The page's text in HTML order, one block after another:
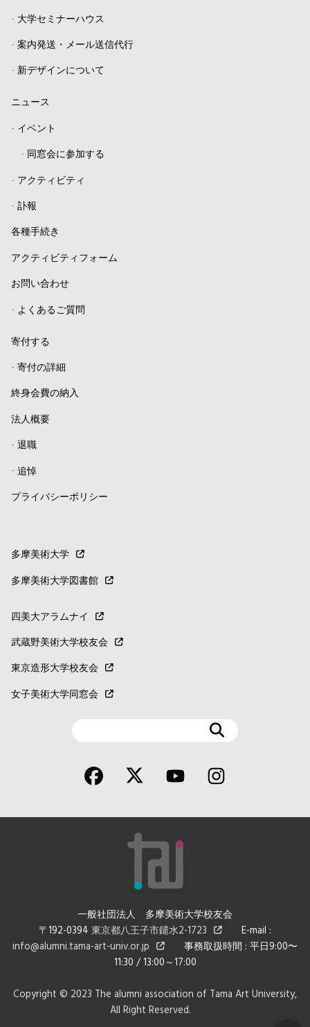
- 大学セミナーハウス
- 案内発送・メール送信代行
- 新デザインについて
ニュース
- イベント
- 同窓会に参加する
- アクティビティ
- 訃報
各種手続き
アクティビティフォーム
お問い合わせ
- よくあるご質問
寄付する
- 寄付の詳細
終身会費の納入
法人概要
- 退職
- 追悼
プライバシーポリシー
多摩美術大学
多摩美術大学図書館
四美大アラムナイ
武蔵野美術大学校友会
東京造形大学校友会
女子美術大学同窓会
一般社団法人 多摩美術大学校友会
〒192-0394 東京都八王子市鑓水2-1723
E-mail :
info@alumni.tama-art-univ.or.jp
事務取扱時間 : 平日9:00〜
11:30 / 13:00～17:00
Copyright © 2023 The alumni association of Tama Art University,
All Right Reserved.